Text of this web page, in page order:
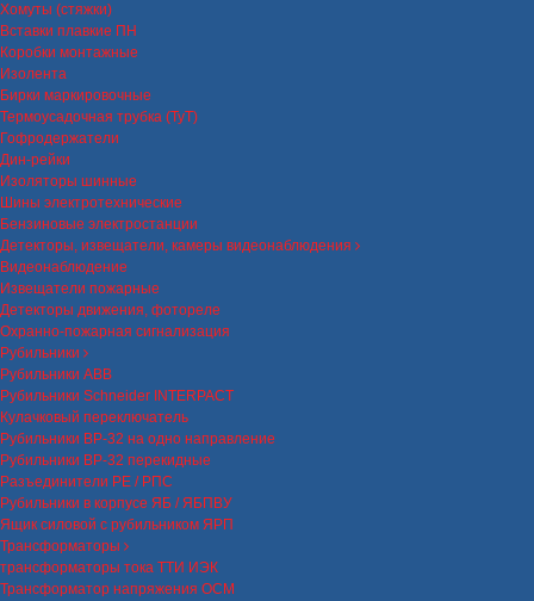
Хомуты (стяжки)
Вставки плавкие ПН
Коробки монтажные
Изолента
Бирки маркировочные
Термоусадочная трубка (ТуТ)
Гофродержатели
Дин-рейки
Изоляторы шинные
Шины электротехнические
Бензиновые электростанции
Детекторы, извещатели, камеры видеонаблюдения
Видеонаблюдение
Извещатели пожарные
Детекторы движения, фотореле
Охранно-пожарная сигнализация
Рубильники
Рубильники ABB
Рубильники Schneider INTERPACT
Кулачковый переключатель
Рубильники ВР-32 на одно направление
Рубильники ВР-32 перекидные
Разъединители РЕ / РПС
Рубильники в корпусе ЯБ / ЯБПВУ
Ящик силовой с рубильником ЯРП
Трансформаторы
трансформаторы тока ТТИ ИЭК
Трансформатор напряжения ОСМ